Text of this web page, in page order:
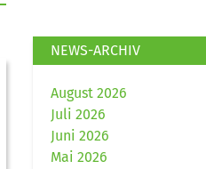
NEWS-ARCHIV
August 2026
Juli 2026
Juni 2026
Mai 2026